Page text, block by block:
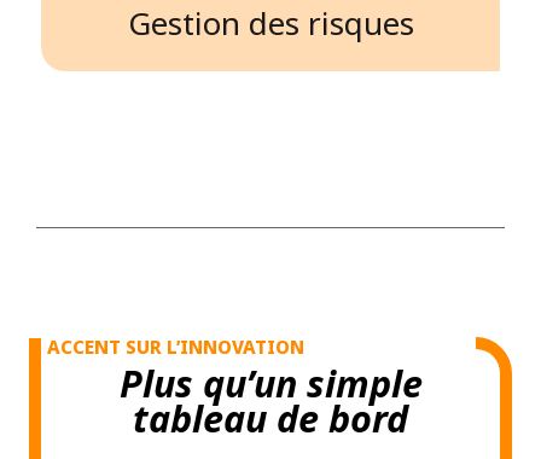
Gestion des risques
ACCENT SUR L’INNOVATION
Plus qu’un simple
tableau de bord